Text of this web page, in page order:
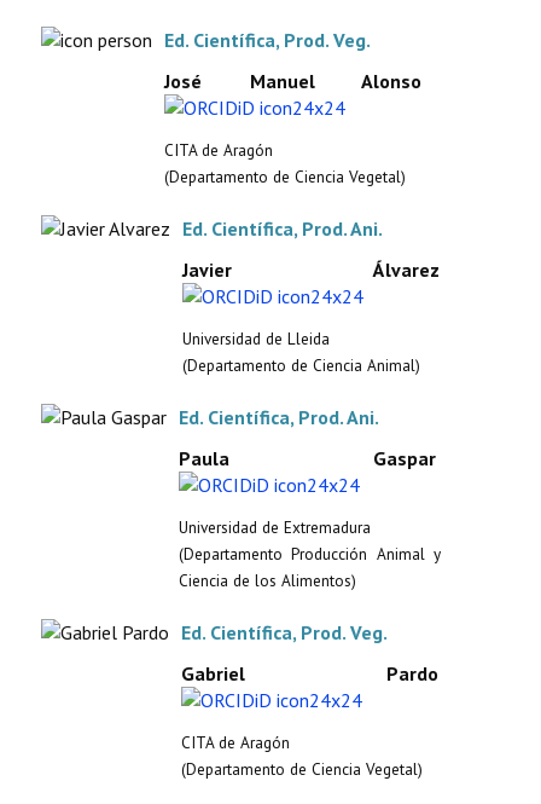
Ed. Científica, Prod. Veg.
José Manuel Alonso
CITA de Aragón
(Departamento de Ciencia Vegetal)
Ed. Científica, Prod. Ani.
Javier Álvarez
Universidad de Lleida
(Departamento de Ciencia Animal)
Ed. Científica, Prod. Ani.
Paula Gaspar
Universidad de Extremadura
(Departamento Producción Animal y
Ciencia de los Alimentos)
Ed. Científica, Prod. Veg.
Gabriel Pardo
CITA de Aragón
(Departamento de Ciencia Vegetal)